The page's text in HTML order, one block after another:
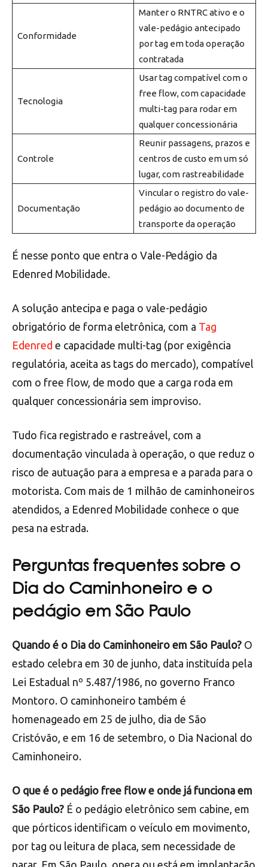
Conformidade
Manter o RNTRC ativo e o
vale-pedágio antecipado
por tag em toda operação
contratada
Tecnologia
Usar tag compatível com o
free flow, com capacidade
multi-tag para rodar em
qualquer concessionária
Controle
Reunir passagens, prazos e
centros de custo em um só
lugar, com rastreabilidade
Documentação
Vincular o registro do vale-
pedágio ao documento de
transporte da operação
É nesse ponto que entra o Vale-Pedágio da
Edenred Mobilidade.
A solução antecipa e paga o vale-pedágio
obrigatório de forma eletrônica, com a Tag
Edenred e capacidade multi-tag (por exigência
regulatória, aceita as tags do mercado), compatível
com o free flow, de modo que a carga roda em
qualquer concessionária sem improviso.
Tudo fica registrado e rastreável, com a
documentação vinculada à operação, o que reduz o
risco de autuação para a empresa e a parada para o
motorista. Com mais de 1 milhão de caminhoneiros
atendidos, a Edenred Mobilidade conhece o que
pesa na estrada.
Perguntas frequentes sobre o
Dia do Caminhoneiro e o
pedágio em São Paulo
Quando é o Dia do Caminhoneiro em São Paulo? O
estado celebra em 30 de junho, data instituída pela
Lei Estadual nº 5.487/1986, no governo Franco
Montoro. O caminhoneiro também é
homenageado em 25 de julho, dia de São
Cristóvão, e em 16 de setembro, o Dia Nacional do
Caminhoneiro.
O que é o pedágio free flow e onde já funciona em
São Paulo? É o pedágio eletrônico sem cabine, em
que pórticos identificam o veículo em movimento,
por tag ou leitura de placa, sem necessidade de